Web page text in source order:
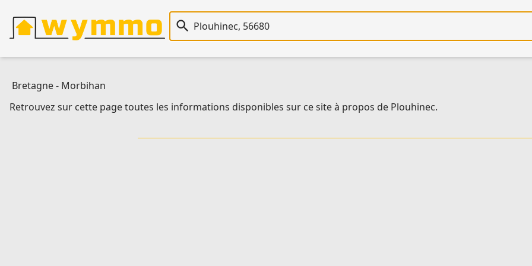
Recherche immobilière
Bretagne- Morbihan
Retrouvez sur cette page toutes les informations disponibles sur ce site à propos de Plouhinec.